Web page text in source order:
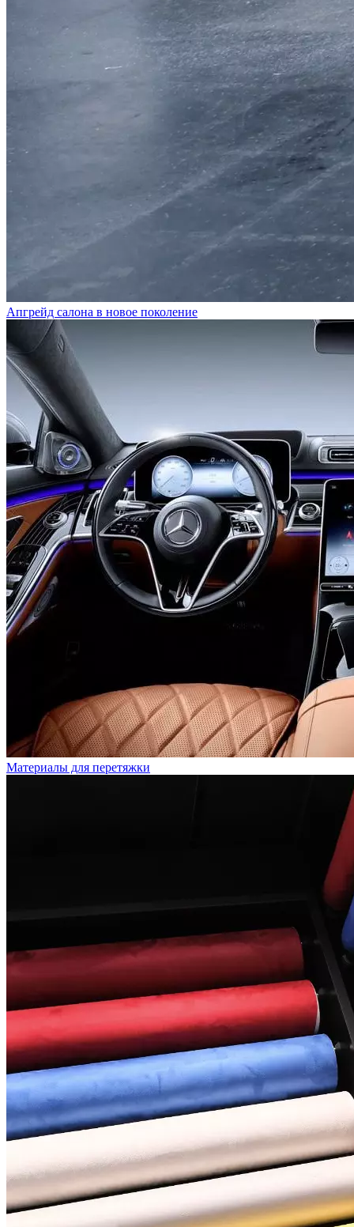
Апгрейд салона в новое поколение
Материалы для перетяжки